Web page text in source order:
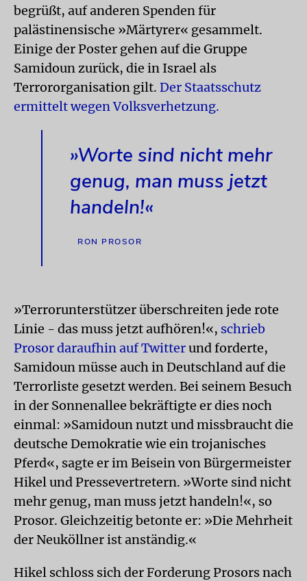
begrüßt, auf anderen Spenden für
palästinensische »Märtyrer« gesammelt.
Einige der Poster gehen auf die Gruppe
Samidoun zurück, die in Israel als
Terrororganisation gilt. Der Staatsschutz
ermittelt wegen Volksverhetzung.
»Worte sind nicht mehr
genug, man muss jetzt
handeln!«
RON PROSOR
»Terrorunterstützer überschreiten jede rote
Linie - das muss jetzt aufhören!«, schrieb
Prosor daraufhin auf Twitterund forderte,
Samidoun müsse auch in Deutschland auf die
Terrorliste gesetzt werden. Bei seinem Besuch
in der Sonnenallee bekräftigte er dies noch
einmal: »Samidoun nutzt und missbraucht die
deutsche Demokratie wie ein trojanisches
Pferd«, sagte er im Beisein von Bürgermeister
Hikel und Pressevertretern. »Worte sind nicht
mehr genug, man muss jetzt handeln!«, so
Prosor. Gleichzeitig betonte er: »Die Mehrheit
der Neuköllner ist anständig.«
Hikel schloss sich der Forderung Prosors nach